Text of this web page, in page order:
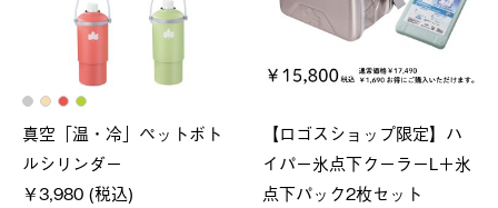
真空「温・冷」ペットボト
ルシリンダー
￥3,980 (税込)
【ロゴスショップ限定】ハ
イパー氷点下クーラーL＋氷
点下パック2枚セット